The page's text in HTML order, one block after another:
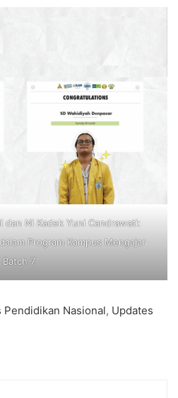
dan Ni Kadek Yuni Candrawati:
Program Kampus Mengajar
Batch 7.
Pendidikan Nasional, Updates